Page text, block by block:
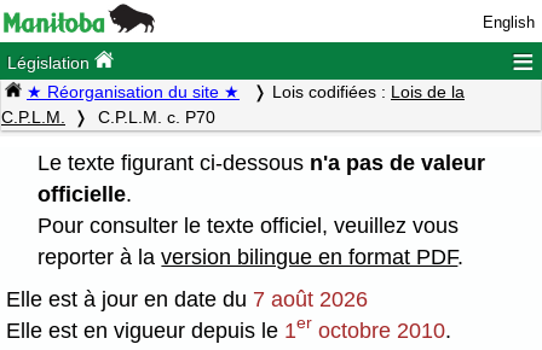
English
Législation ≡
★ Réorganisation du site ★ Lois codifiées : Lois de la
C.P.L.M.
C.P.L.M. c. P70
Le texte figurant ci-dessous n'a pas de valeur
officielle.
Pour consulter le texte officiel, veuillez vous
reporter à laversion bilingue en format PDF.
Elle est à jour en date du 7 août 2026
Elle est en vigueur depuis le 1er octobre 2010.